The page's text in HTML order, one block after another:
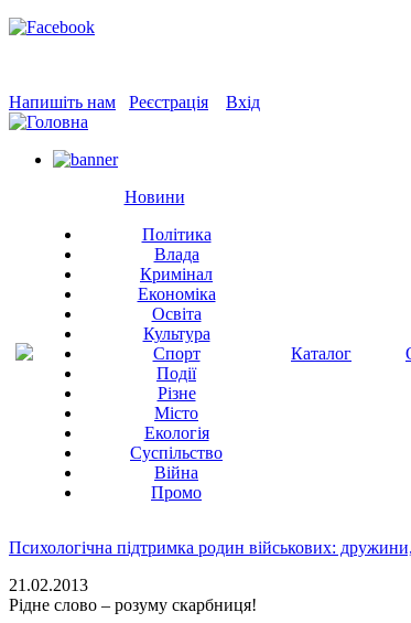
Напишіть нам Реєстрація Вхід
Новини
Політика
Влада
Кримінал
Економіка
Освіта
Культура
Спорт
Події
Різне
Місто
Екологія
Суспільство
Війна
Промо
Каталог
Психологічна підтримка родин військових:
21.02.2013
Рідне слово – розуму скарбниця!